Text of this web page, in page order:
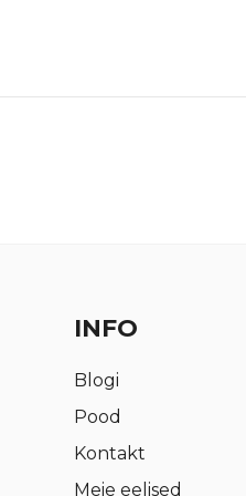
INFO
Blogi
Pood
Kontakt
Meie eelised